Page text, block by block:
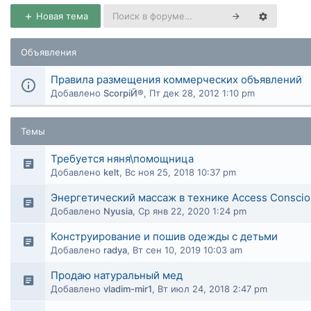
Новая тема
Объявления
Правила размещения коммерческих объявлений
Добавлено ScorpiЙ®, Пт дек 28, 2012 1:10 pm
Темы
Требуется няня\помощница
Добавлено kelt, Вс ноя 25, 2018 10:37 pm
Энергетический массаж в технике Access
Добавлено Nyusia, Ср янв 22, 2020 1:24 pm
Конструирование и пошив одежды с детьми
Добавлено radya, Вт сен 10, 2019 10:03 am
Продаю натуральный мед
Добавлено vladim-mir1, Вт июл 24, 2018 2:47 pm